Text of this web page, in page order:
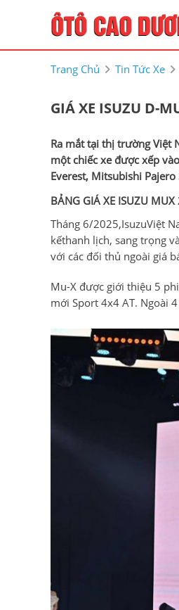
Trang Chủ Tin Tức Xe
GIÁ XE ISUZU D-
Ra mắt tại thị trường Việt
một chiếc xe được xếp
Everest, Mitsubishi
BẢNG GIÁ XE ISUZU
Tháng 6/2025,IsuzuViệt
kếthanh lịch, sang trọng
với các đối thủ ngoài giá
Mu-X được giới thiệu 5
mới Sport 4x4 AT. Ngoài